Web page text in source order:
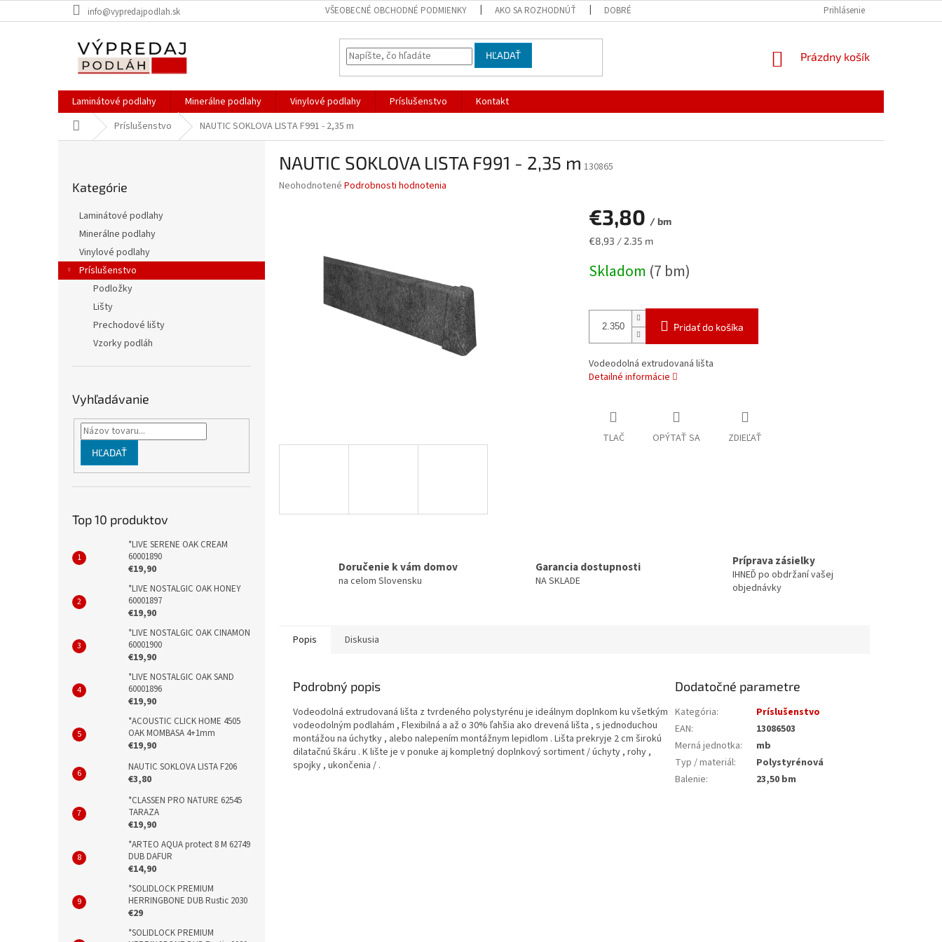
na
info@vypredajpodlah.sk VŠEOBECNÉ OBCHODNÉ PODMIENKY AKO SA ROZHODNÚŤ DOBRÉ VEDIEŤ Prihlásenie
HĽADAŤ
NÁKUPNÝ
Prázdny košík
Laminátové podlahy Minerálne podlahy Vinylové podlahy Príslušenstvo
Kontakt
DomovPríslušenstvo NAUTIC SOKLOVA LISTA F991 - 2,35 m
kategórie
Kategórie
Laminátové podlahy
Minerálne podlahy
Vinylové podlahy
Príslušenstvo
Podložky
Lišty
Prechodové lišty
Vzorky podláh
Vyhľadávanie
HĽADAŤ
Top 10 produktov
*LIVE SERENE OAK CREAM
60001890
€19,90
*LIVE NOSTALGIC OAK HONEY
60001897
€19,90
*LIVE NOSTALGIC OAK CINAMON
60001900
€19,90
*LIVE NOSTALGIC OAK SAND
60001896
€19,90
*ACOUSTIC CLICK HOME 4505
OAK MOMBASA 4+1mm
€19,90
NAUTIC SOKLOVA LISTA F206
€3,80
*CLASSEN PRO NATURE 62545
TARAZA
€19,90
*ARTEO AQUA protect 8 M 62749
DUB DAFUR
€14,90
*SOLIDLOCK PREMIUM
HERRINGBONE DUB Rustic 2030
€29
*SOLIDLOCK PREMIUM
NAUTIC SOKLOVA LISTA F991 - 2,35 m 130865
Priemerné
hviezdičiek.
Neohodnotené Podrobnosti hodnotenia
€3,80 / bm
Jednotková
€8,93 / 2.35 m
Skladom (7 bm)
Pridať do košíka
Vodeodolná extrudovaná lišta
Detailné informácie
TLAČ OPÝTAŤ SA ZDIEĽAŤ
Doručenie k vám domov
na celom Slovensku
Garancia dostupnosti
NA SKLADE
Príprava zásielky
IHNEĎ po obdržaní vašej
objednávky
Popis Diskusia
Podrobný popis
Vodeodolná extrudovaná lišta z tvrdeného polystyrénu je ideálnym doplnkom ku všetkým
vodeodolným podlahám , Flexibilná a až o 30% ľahšia ako drevená lišta , s jednoduchou
montážou na úchytky , alebo nalepením montážnym lepidlom . Lišta prekryje 2 cm širokú
dilatačnú škáru . K lište je v ponuke aj kompletný doplnkový sortiment / úchyty , rohy ,
spojky , ukončenia / .
Dodatočné parametre
Kategória:
Príslušenstvo
EAN:
13086503
Merná jednotka:
mb
Typ / materiál:
Polystyrénová
Balenie: 23,50 bm